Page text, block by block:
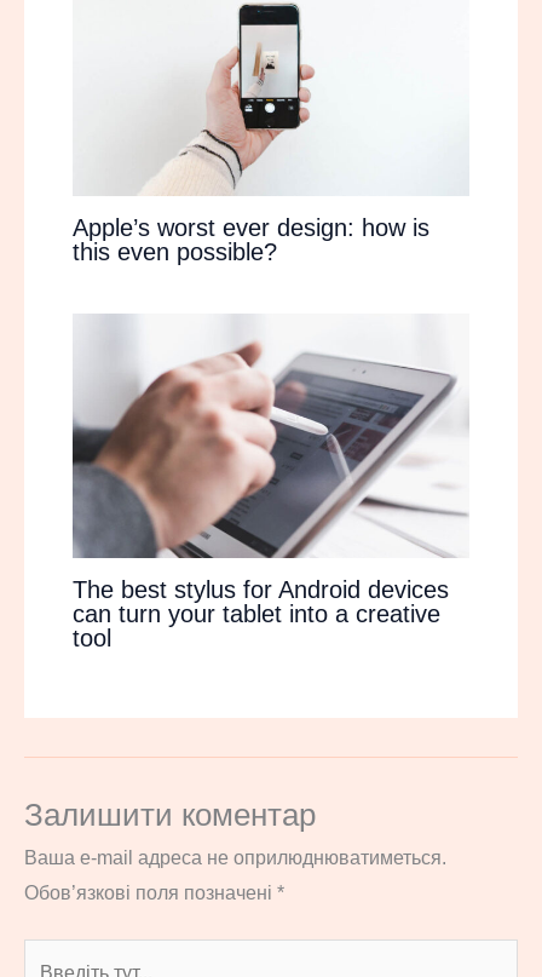
Apple’s worst ever design: how is
this even possible?
The best stylus for Android devices
can turn your tablet into a creative
tool
Залишити коментар
Ваша e-mail адреса не оприлюднюватиметься.
Обов’язкові поля позначені *